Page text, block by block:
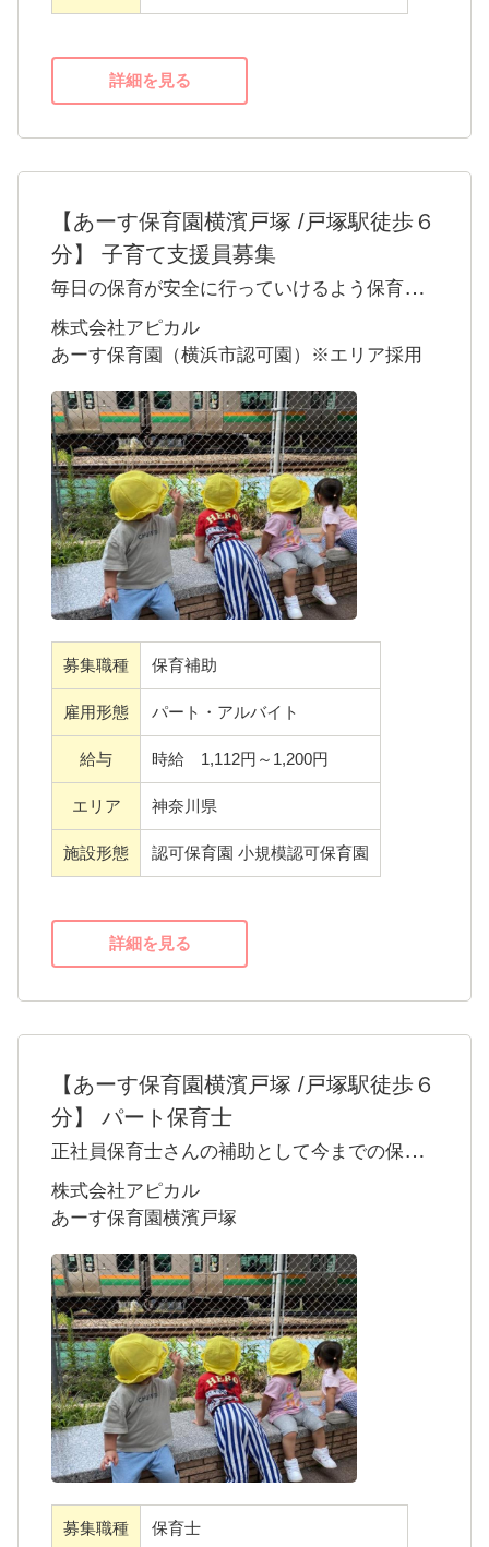
詳細を見る
【あーす保育園横濱戸塚 /戸塚駅徒歩６
分】 子育て支援員募集
毎日の保育が安全に行っていけるよう保育士
さんと連携を取り縁の下の力持ちとして、保
育園の補助業務全般を行って頂ける方募集い
たします。毎日元気いっぱいの子ども達と一
緒に楽しい時間を過ごせます。子育て支援員
としてお仕事されていた経験がある方是非、
あーす保育園横濱戸塚で一緒に働いてみませ
んか。
株式会社アピカル
あーす保育園（横浜市認可園）※エリア採用
募集職種 保育補助
雇用形態 パート・アルバイト
給与 時給 1,112円～1,200円
エリア 神奈川県
施設形態 認可保育園 小規模認可保育園
詳細を見る
【あーす保育園横濱戸塚 /戸塚駅徒歩６
分】 パート保育士
正社員保育士さんの補助として今までの保育
経験を活して空いた時間でお仕事をしません
か。
毎日元気いっぱいの子ども達と一緒に楽しい
時間を過ごせます。また、担任の先生と連携
を取り安全な保育を一緒に行って頂ける方お
待ちしております。
パート勤務になりますので、お時間と曜日は
ご相談いただけます。
現在8：30-14：30の時間のご勤務も可能でご
ざいます！
人気のお時間になりますのでご興味がござい
株式会社アピカル
あーす保育園横濱戸塚
募集職種 保育士